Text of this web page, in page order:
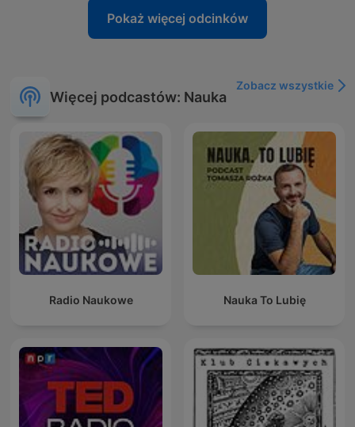
Pokaż więcej odcinków
Więcej podcastów: Nauka
Zobacz wszystkie
Radio Naukowe Nauka To Lubię